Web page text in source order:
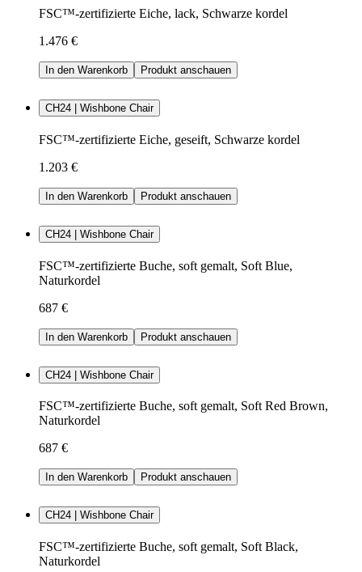
FSC™-zertifizierte Eiche, lack, Schwarze kordel
1.476 €
In den Warenkorb Produkt anschauen
CH24 | Wishbone Chair
FSC™-zertifizierte Eiche, geseift, Schwarze kordel
1.203 €
In den Warenkorb Produkt anschauen
CH24 | Wishbone Chair
FSC™-zertifizierte Buche, soft gemalt, Soft Blue,
Naturkordel
687 €
In den Warenkorb Produkt anschauen
CH24 | Wishbone Chair
FSC™-zertifizierte Buche, soft gemalt, Soft Red Brown,
Naturkordel
687 €
In den Warenkorb Produkt anschauen
CH24 | Wishbone Chair
FSC™-zertifizierte Buche, soft gemalt, Soft Black,
Naturkordel